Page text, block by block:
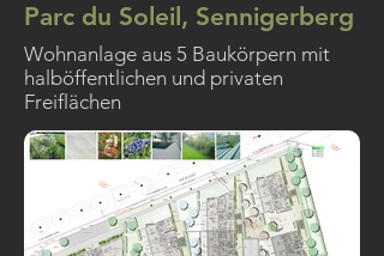
Parc du Soleil, Sennigerberg
Wohnanlage aus 5 Baukörpern mit
halböffentlichen und privaten
Freiflächen